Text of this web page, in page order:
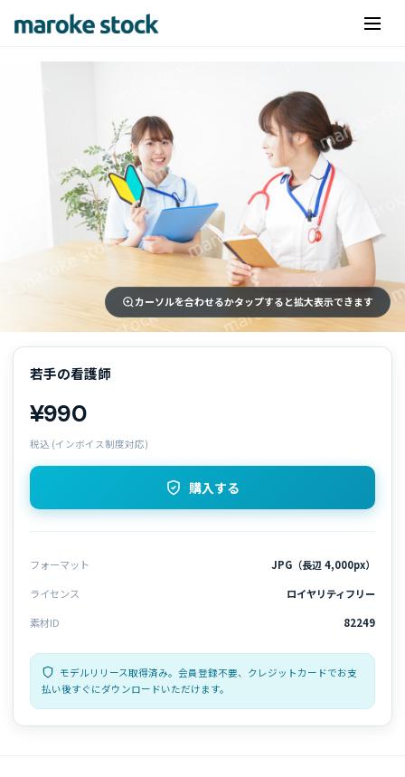
カーソルを合わせるかタップすると拡大表示できます
若手の看護師
¥990
税込 (インボイス制度対応)
購入する
フォーマット
JPG（長辺 4,000px）
ライセンス
ロイヤリティフリー
素材ID
82249
モデルリリース取得済み。会員登録不要、クレジットカードでお支
払い後すぐにダウンロードいただけます。